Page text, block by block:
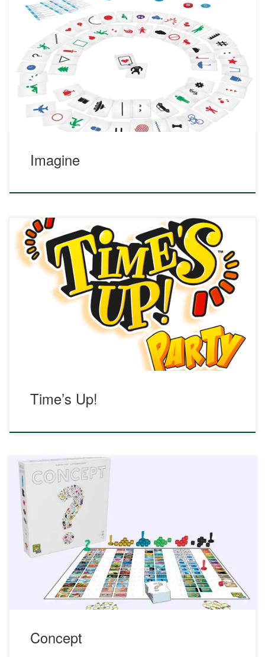
Ludo et le professeur Spill vous donnent rendez-vous tout
prochainement pour découvrir leur fiche relative au jeu
IMAGINE. En attenant, découvrez ces différentes
ressources : https://www.cocktailgames.com/jeu/imagine-
famille/ https://www.cocktailgames.com/jeu/imagine/
https://www.cocktailgames.com/presse/?_a_z_index=I
Imagine
Ludo et le professeur Spill vous donnent rendez-vous tout
prochainement pour découvrir leur fiche relative au jeu
Time’s Up! En attenant, découvrez ces différentes
ressources : https://www.timesup-kids.com/times-up-
kids.php https://www.timesup-family.com/times-up-family.php
https://www.timesup-party.com/times-up-party.php
Time’s Up!
Ludo et le professeur Spill vous donnent rendez-vous tout
prochainement pour découvrir leur fiche relative au jeu
CONCEPT. En attenant, découvrez ces différentes
ressources : https://concept-the-
game.com/concept/concept.php?lang=fr https://concept-the-
game.com/pnp/ Cliquer pour accéder à CONCEPT-RULES-
FR.pdf Cliquer pour accéder à CONCEPT-HELPSHEET-
FR.pdf Apprendre en jouant à « Concept », Repos
Production
Concept